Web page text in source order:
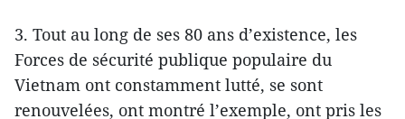
3. Tout au long de ses 80 ans d’existence, les
Forces de sécurité publique populaire du
Vietnam ont constamment lutté, se sont
renouvelées, ont montré l’exemple, ont pris les